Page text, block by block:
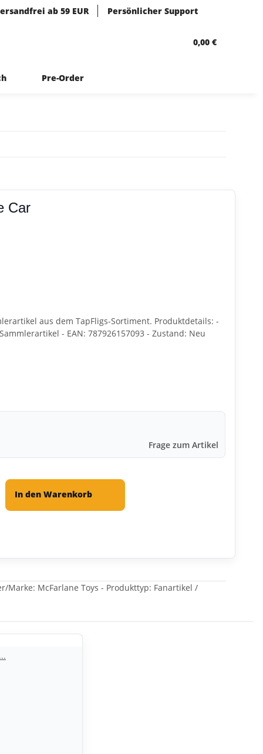
ab 59 EUR Persönlicher Support
0,00 €
Pre-Order
Car
aus dem TapFligs-Sortiment. Produktdetails: -
- EAN: 787926157093 - Zustand: Neu
Frage zum Artikel
In den Warenkorb
Marke: McFarlane Toys - Produkttyp: Fanartikel /